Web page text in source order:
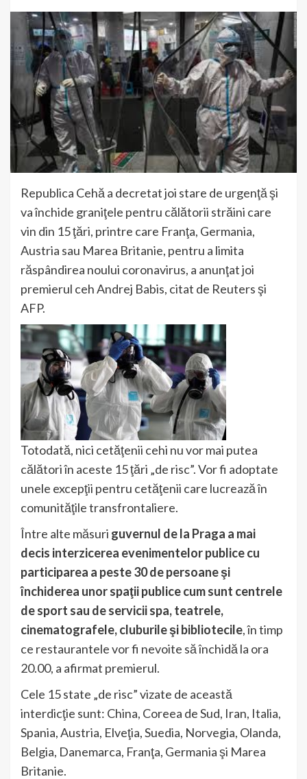
Republica Cehă a decretat joi stare de urgenţă şi
va închide graniţele pentru călătorii străini care
vin din 15 ţări, printre care Franţa, Germania,
Austria sau Marea Britanie, pentru a limita
răspândirea noului coronavirus, a anunţat joi
premierul ceh Andrej Babis, citat de Reuters şi
AFP.
Totodată, nici cetăţenii cehi nu vor mai putea
călători în aceste 15 ţări „de risc”. Vor fi adoptate
unele excepţii pentru cetăţenii care lucrează în
comunităţile transfrontaliere.
Între alte măsuri guvernul de la Praga a mai
decis interzicerea evenimentelor publice cu
participarea a peste 30 de persoane şi
închiderea unor spaţii publice cum sunt centrele
de sport sau de servicii spa, teatrele,
cinematografele, cluburile şi bibliotecile, în timp
ce restaurantele vor fi nevoite să închidă la ora
20.00, a afirmat premierul.
Cele 15 state „de risc” vizate de această
interdicţie sunt: China, Coreea de Sud, Iran, Italia,
Spania, Austria, Elveţia, Suedia, Norvegia, Olanda,
Belgia, Danemarca, Franţa, Germania şi Marea
Britanie.